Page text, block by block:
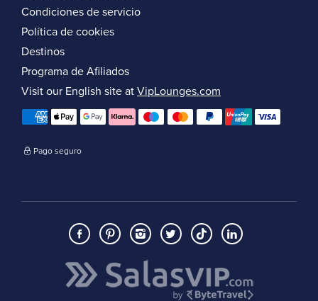
Condiciones de servicio
Política de cookies
Destinos
Programa de Afiliados
Visit our English site at VipLounges.com
Pago seguro